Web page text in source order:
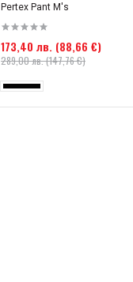
Pertex Pant M's
173,40 лв. (88,66 €)
289,00 лв. (147,76 €)